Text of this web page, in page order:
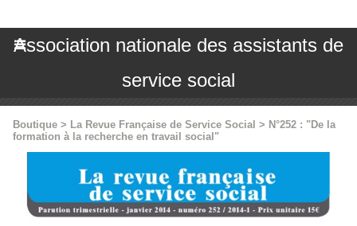
Association nationale des assistants de
service social
Boutique > La Revue Française de Service Social > N°252 : "De la
formation à la recherche en travail social"